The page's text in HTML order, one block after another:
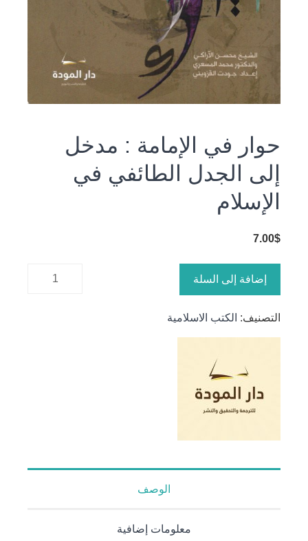
حوار في الإمامة : مدخل
إلى الجدل الطائفي في
الإسلام
7.00$
كمية حوار
إضافة إلى السلة
التصنيف: الكتب الاسلامية
الوصف
معلومات إضافية